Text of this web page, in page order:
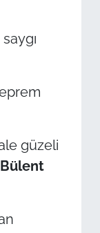
güzeli
Bülent